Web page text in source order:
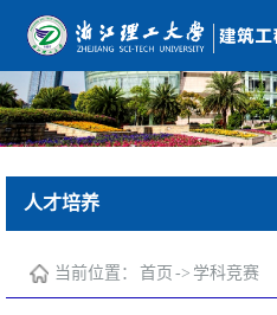
人才培养
当前位置： 首页 -> 学科竞赛